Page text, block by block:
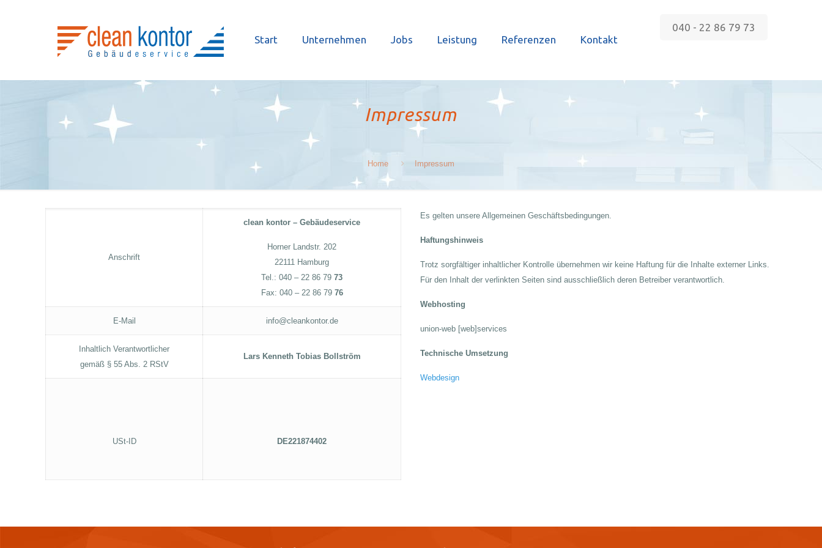
Start Unternehmen Jobs Leistung Referenzen Kontakt
040 - 22 86 79 73
Impressum
Home Impressum
Anschrift
clean kontor – Gebäudeservice
Horner Landstr. 202
22111 Hamburg
Tel.: 040 – 22 86 7973
Fax: 040 – 22 86 79 76
E-Mail info@cleankontor.de
Inhaltlich Verantwortlicher
gemäß § 55 Abs. 2 RStV
Lars Kenneth Tobias Bollström
USt-ID DE221874402
Es gelten unsere Allgemeinen Geschäftsbedingungen.
Haftungshinweis
Trotz sorgfältiger inhaltlicher Kontrolle übernehmen wir keine Haftung für die Inhalte externer Links.
Für den Inhalt der verlinkten Seiten sind ausschließlich deren Betreiber verantwortlich.
Webhosting
union-web [web]services
Technische Umsetzung
Webdesign